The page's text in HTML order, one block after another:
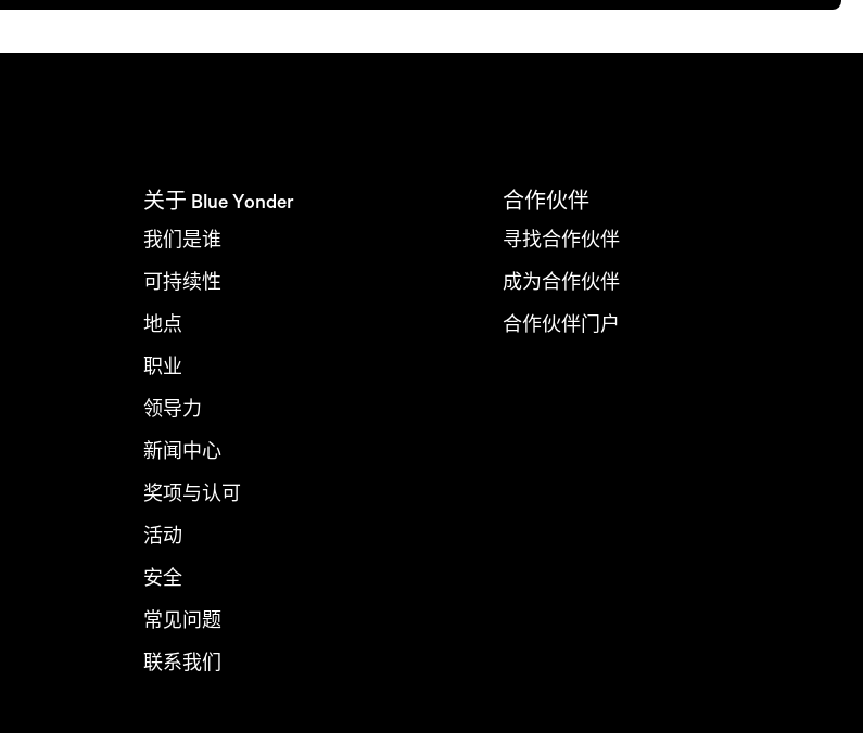
关于 Blue Yonder
我们是谁
可持续性
地点
职业
领导力
新闻中心
奖项与认可
活动
安全
常见问题
联系我们
合作伙伴
寻找合作伙伴
成为合作伙伴
合作伙伴门户